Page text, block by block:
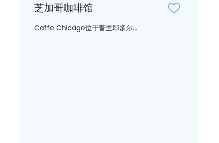
芝加哥咖啡馆
Caffe Chicago位于普里耶多尔...